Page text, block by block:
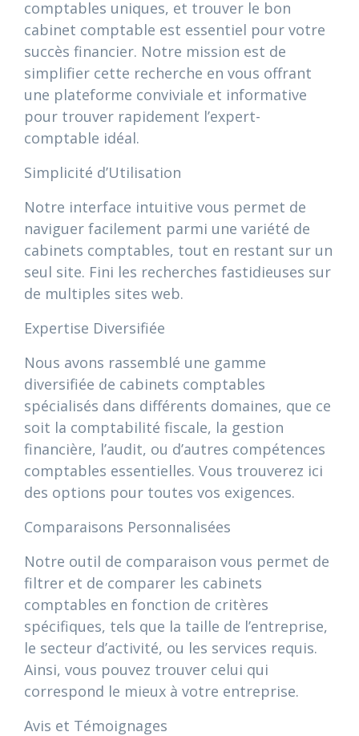
comptables uniques, et trouver le bon
cabinet comptable est essentiel pour votre
succès financier. Notre mission est de
simplifier cette recherche en vous offrant
une plateforme conviviale et informative
pour trouver rapidement l’expert-
comptable idéal.
Simplicité d’Utilisation
Notre interface intuitive vous permet de
naviguer facilement parmi une variété de
cabinets comptables, tout en restant sur un
seul site. Fini les recherches fastidieuses sur
de multiples sites web.
Expertise Diversifiée
Nous avons rassemblé une gamme
diversifiée de cabinets comptables
spécialisés dans différents domaines, que ce
soit la comptabilité fiscale, la gestion
financière, l’audit, ou d’autres compétences
comptables essentielles. Vous trouverez ici
des options pour toutes vos exigences.
Comparaisons Personnalisées
Notre outil de comparaison vous permet de
filtrer et de comparer les cabinets
comptables en fonction de critères
spécifiques, tels que la taille de l’entreprise,
le secteur d’activité, ou les services requis.
Ainsi, vous pouvez trouver celui qui
correspond le mieux à votre entreprise.
Avis et Témoignages